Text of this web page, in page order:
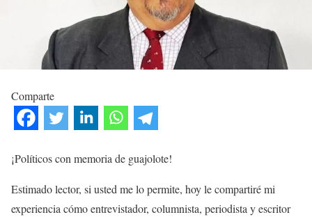
Comparte
¡Políticos con memoria de guajolote!
Estimado lector, si usted me lo permite, hoy le compartiré mi
experiencia cómo entrevistador, columnista, periodista y escritor